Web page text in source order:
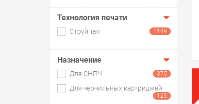
Технология печати
Струйная 1149
Назначение
Для СНПЧ 375
Для чернильных картриджей
125